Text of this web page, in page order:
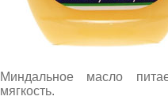
Миндальное масло
мягкость.